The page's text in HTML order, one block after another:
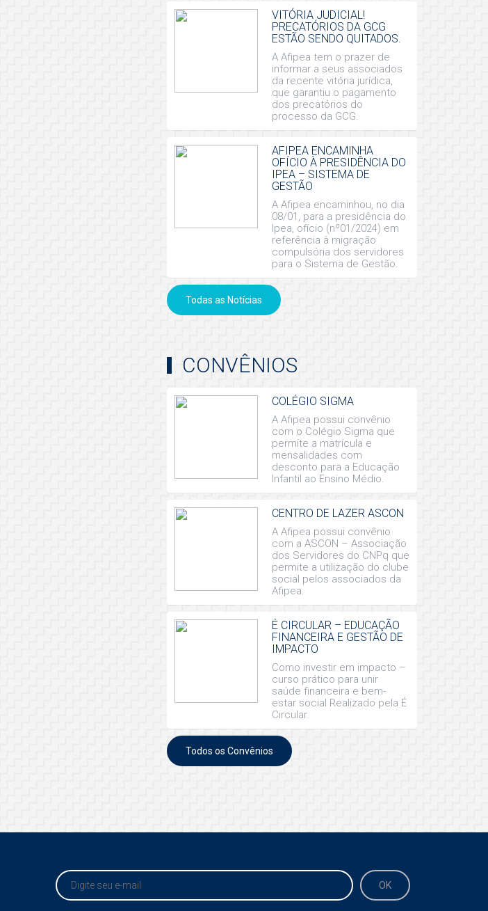
VITÓRIA JUDICIAL!
PRECATÓRIOS DA GCG
ESTÃO SENDO QUITADOS.
A Afipea tem o prazer de
informar a seus associados
da recente vitória jurídica,
que garantiu o pagamento
dos precatórios do
processo da GCG.
AFIPEA ENCAMINHA
OFÍCIO À PRESIDÊNCIA DO
IPEA – SISTEMA DE
GESTÃO
A Afipea encaminhou, no dia
08/01, para a presidência do
Ipea, ofício (nº01/2024) em
referência à migração
compulsória dos servidores
para o Sistema de Gestão.
Todas as Notícias
CONVÊNIOS
COLÉGIO SIGMA
A Afipea possui convênio
com o Colégio Sigma que
permite a matrícula e
mensalidades com
desconto para a Educação
Infantil ao Ensino Médio.
CENTRO DE LAZER ASCON
A Afipea possui convênio
com a ASCON – Associação
dos Servidores do CNPq que
permite a utilização do clube
social pelos associados da
Afipea.
É CIRCULAR – EDUCAÇÃO
FINANCEIRA E GESTÃO DE
IMPACTO
Como investir em impacto –
curso prático para unir
saúde financeira e bem-
estar social Realizado pela É
Circular.
Todos os Convênios